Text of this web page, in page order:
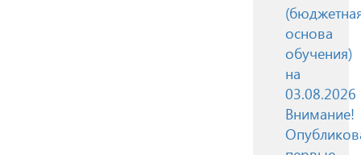
основа
обучения)
на
03.08.2026
Внимание!